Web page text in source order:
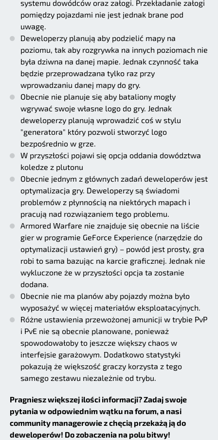
systemu dowódców oraz załogi. Przekładanie załogi
pomiędzy pojazdami nie jest jednak brane pod
uwagę.
Deweloperzy planują aby podzielić mapy na
poziomu, tak aby rozgrywka na innych poziomach nie
była dziwna na danej mapie. Jednak czynność taka
będzie przeprowadzana tylko raz przy
wprowadzaniu danej mapy do gry.
Obecnie nie planuje się aby bataliony mogły
wgrywać swoje własne logo do gry. Jednak
deweloperzy planują wprowadzić coś w stylu
"generatora" który pozwoli stworzyć logo
bezpośrednio w grze.
W przyszłości pojawi się opcja oddania dowództwa
koledze z plutonu
Obecnie jednym z głównych zadań deweloperów jest
optymalizacja gry. Deweloperzy są świadomi
problemów z płynnością na niektórych mapach i
pracują nad rozwiązaniem tego problemu.
Armored Warfare nie znajduje się obecnie na liście
gier w programie GeForce Experience (narzędzie do
optymalizacji ustawień gry) – powód jest prosty, gra
robi to sama bazując na karcie graficznej. Jednak nie
wykluczone że w przyszłości opcja ta zostanie
dodana.
Obecnie nie ma planów aby pojazdy można było
wyposażyć w więcej materiałów eksploatacyjnych.
Różne ustawienia przewożonej amunicji w trybie PvP
i PvE nie są obecnie planowane, ponieważ
spowodowałoby to jeszcze większy chaos w
interfejsie garażowym. Dodatkowo statystyki
pokazują że większość graczy korzysta z tego
samego zestawu niezależnie od trybu.
Pragniesz większej ilości informacji? Zadaj swoje
pytania w odpowiednim wątku na forum, a nasi
community managerowie z chęcią przekażą ją do
deweloperów! Do zobaczenia na polu bitwy!